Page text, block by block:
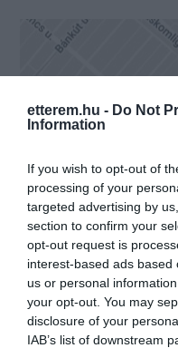
etterem.hu - Do Not
Information
If you wish to opt-out of
processing of your
targeted advertising by
section to confirm your
opt-out request is
interest-based ads
us or personal
your opt-out. You may
disclosure of your
IAB’s list of downstream